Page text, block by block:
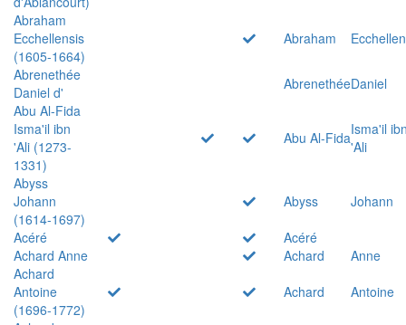
Abraham
Ecchellensis
(1605-1664)
Abraham
Abrenethée
Daniel d'
AbrenethéeDaniel
Abu Al-Fida
Isma'il ibn
'Ali (1273-
1331)
Abu Al-FidaIsma'il
'Ali
Abyss
Johann
(1614-1697)
Abyss
Johann
Acéré
Acéré
Achard Anne
Achard
Anne
Achard
Antoine
(1696-1772)
Achard
Antoine